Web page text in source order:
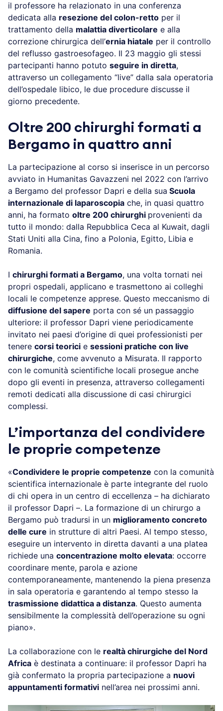
il professore ha relazionato in una conferenza
dedicata alla resezione del colon-retto per il
trattamento della malattia diverticolare e alla
correzione chirurgica dell’ernia hiatale per il controllo
del reflusso gastroesofageo. Il 23 maggio gli stessi
partecipanti hanno potuto seguire in diretta,
attraverso un collegamento “live” dalla sala operatoria
dell’ospedale libico, le due procedure discusse il
giorno precedente.
Oltre 200 chirurghi formati a
Bergamo in quattro anni
La partecipazione al corso si inserisce in un percorso
avviato in Humanitas Gavazzeni nel 2022 con l’arrivo
a Bergamo del professor Dapri e della sua Scuola
internazionale di laparoscopia che, in quasi quattro
anni, ha formato oltre 200 chirurghi provenienti da
tutto il mondo: dalla Repubblica Ceca al Kuwait, dagli
Stati Uniti alla Cina, fino a Polonia, Egitto, Libia e
Romania.
I chirurghi formati a Bergamo, una volta tornati nei
propri ospedali, applicano e trasmettono ai colleghi
locali le competenze apprese. Questo meccanismo di
diffusione del sapere porta con sé un passaggio
ulteriore: il professor Dapri viene periodicamente
invitato nei paesi d’origine di quei professionisti per
tenere corsi teorici e sessioni pratiche con live
chirurgiche, come avvenuto a Misurata. Il rapporto
con le comunità scientifiche locali prosegue anche
dopo gli eventi in presenza, attraverso collegamenti
remoti dedicati alla discussione di casi chirurgici
complessi.
L’importanza del condividere
le proprie competenze
«Condividere le proprie competenze con la comunità
scientifica internazionale è parte integrante del ruolo
di chi opera in un centro di eccellenza – ha dichiarato
il professor Dapri –. La formazione di un chirurgo a
Bergamo può tradursi in un miglioramento concreto
delle cure in strutture di altri Paesi. Al tempo stesso,
eseguire un intervento in diretta davanti a una platea
richiede una concentrazione molto elevata: occorre
coordinare mente, parola e azione
contemporaneamente, mantenendo la piena presenza
in sala operatoria e garantendo al tempo stesso la
trasmissione didattica a distanza. Questo aumenta
sensibilmente la complessità dell’operazione su ogni
piano».
La collaborazione con le realtà chirurgiche del Nord
Africa è destinata a continuare: il professor Dapri ha
già confermato la propria partecipazione a nuovi
appuntamenti formativi nell’area nei prossimi anni.